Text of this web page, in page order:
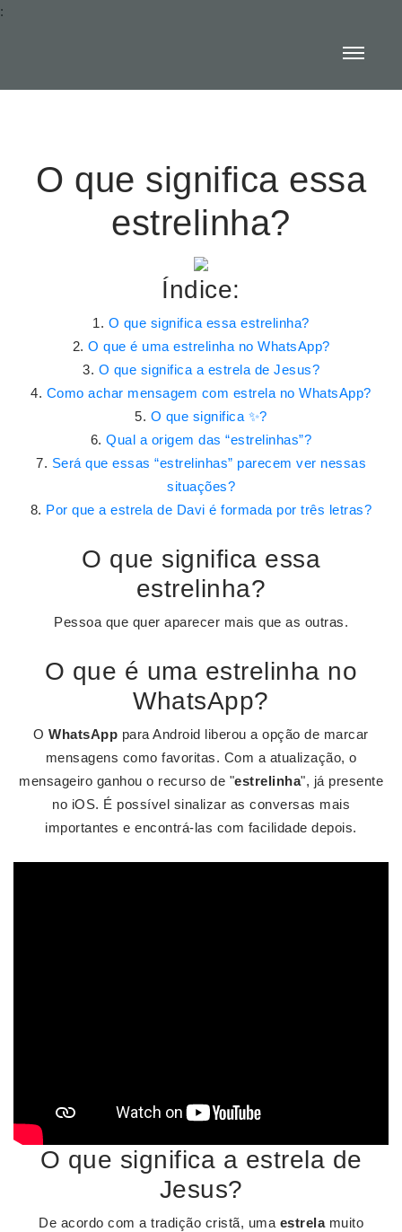
:
O que significa essa
estrelinha?
Índice:
O que significa essa estrelinha?
O que é uma estrelinha no WhatsApp?
O que significa a estrela de Jesus?
Como achar mensagem com estrela no WhatsApp?
O que significa ✨?
Qual a origem das “estrelinhas”?
Será que essas “estrelinhas” parecem ver nessas
situações?
Por que a estrela de Davi é formada por três letras?
O que significa essa
estrelinha?
Pessoa que quer aparecer mais que as outras.
O que é uma estrelinha no
WhatsApp?
OWhatsApp para Android liberou a opção de marcar
mensagens como favoritas. Com a atualização, o
mensageiro ganhou o recurso de "estrelinha", já presente
no iOS. É possível sinalizar as conversas mais
importantes e encontrá-las com facilidade depois.
O que significa a estrela de
Jesus?
De acordo com a tradição cristã, uma estrelamuito